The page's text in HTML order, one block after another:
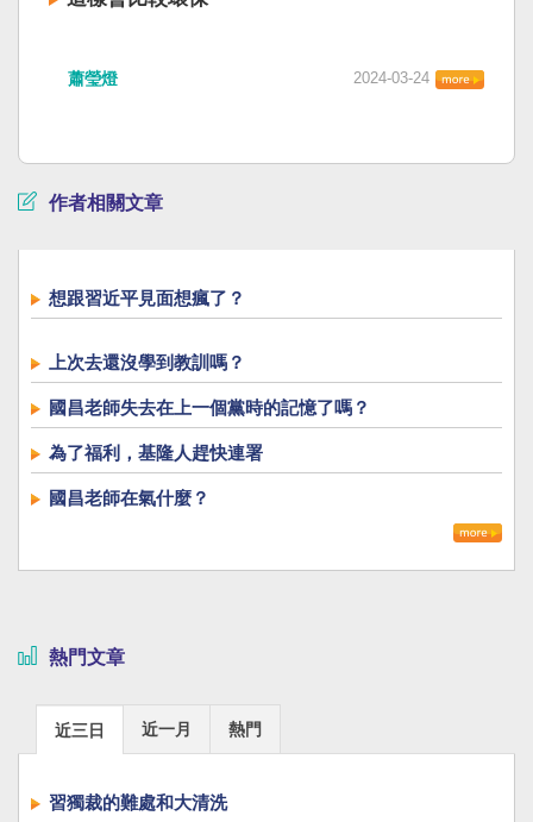
蕭瑩燈 2024-03-24
作者相關文章
想跟習近平見面想瘋了？
上次去還沒學到教訓嗎？
國昌老師失去在上一個黨時的記憶了嗎？
為了福利，基隆人趕快連署
國昌老師在氣什麼？
熱門文章
近三日 近一月 熱門
習獨裁的難處和大清洗